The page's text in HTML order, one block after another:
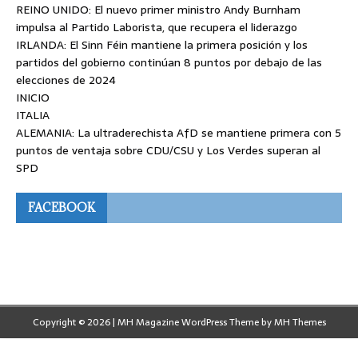
REINO UNIDO: El nuevo primer ministro Andy Burnham
impulsa al Partido Laborista, que recupera el liderazgo
IRLANDA: El Sinn Féin mantiene la primera posición y los
partidos del gobierno continúan 8 puntos por debajo de las
elecciones de 2024
INICIO
ITALIA
ALEMANIA: La ultraderechista AfD se mantiene primera con 5
puntos de ventaja sobre CDU/CSU y Los Verdes superan al
SPD
FACEBOOK
Copyright © 2026 | MH Magazine WordPress Theme byMH Themes